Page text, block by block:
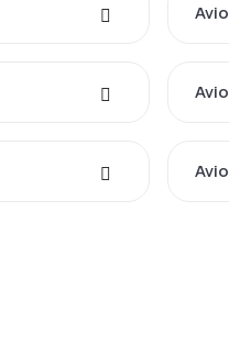
Avio
Avio
Avio